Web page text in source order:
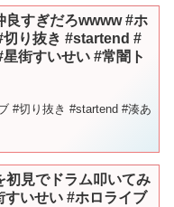
良すぎだろwwww #ホ
切り抜き #startend #
街すいせい #常闇ト
#切り抜き #startend #湊あ
初見でドラム叩いてみ
すいせい #ホロライブ